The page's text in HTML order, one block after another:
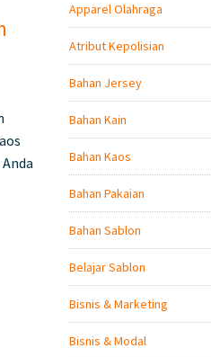
Apparel Olahraga
Atribut Kepolisian
Bahan Jersey
Bahan Kain
Bahan Kaos
Bahan Pakaian
Bahan Sablon
Belajar Sablon
Bisnis & Marketing
Bisnis & Modal